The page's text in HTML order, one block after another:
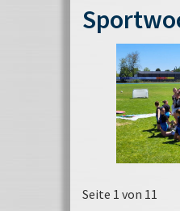
Seite 1 von 11